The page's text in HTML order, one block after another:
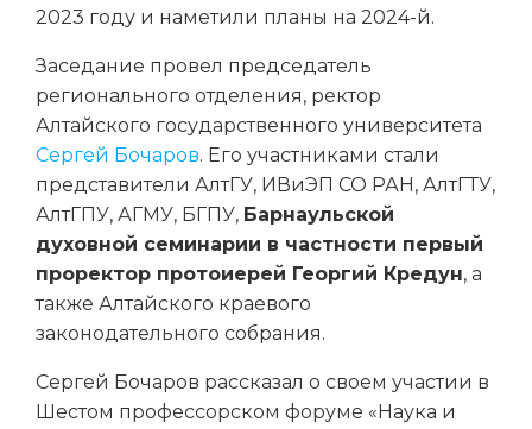
2023 году и наметили планы на 2024-й.
Заседание провел председатель
регионального отделения, ректор
Алтайского государственного университета
Сергей Бочаров. Его участниками стали
представители АлтГУ, ИВиЭП СО РАН, АлтГТУ,
АлтГПУ, АГМУ, БГПУ, Барнаульской
духовной семинарии в частности первый
проректор протоиерей Георгий Кредун, а
также Алтайского краевого
законодательного собрания.
Сергей Бочаров рассказал о своем участии в
Шестом профессорском форуме «Наука и